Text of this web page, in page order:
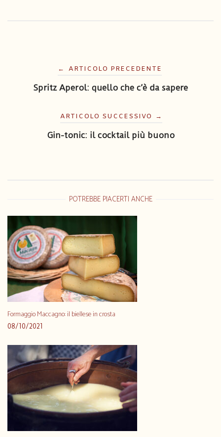
Navigazione
articoli
← ARTICOLO PRECEDENTE
Spritz Aperol: quello che c’è da sapere
ARTICOLO SUCCESSIVO →
Gin-tonic: il cocktail più buono
POTREBBE PIACERTI ANCHE
Formaggio Maccagno: il biellese in crosta
08/10/2021